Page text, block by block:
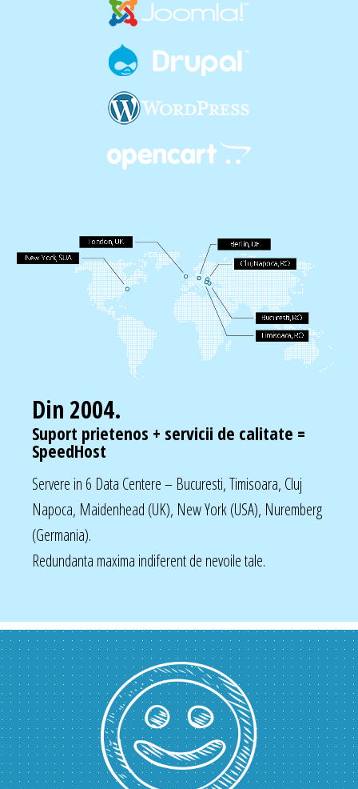
Din 2004.
Suport prietenos + servicii de calitate =
SpeedHost
Servere in 6 Data Centere – Bucuresti, Timisoara, Cluj
Napoca, Maidenhead (UK), New York (USA), Nuremberg
(Germania).
Redundanta maxima indiferent de nevoile tale.